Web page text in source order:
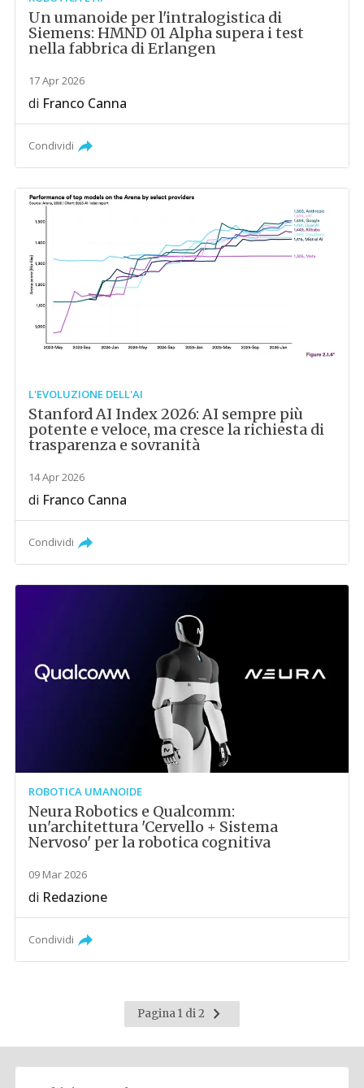
Un umanoide per l'intralogistica di
Siemens: HMND 01 Alpha supera i test
nella fabbrica di Erlangen
17 Apr 2026
di Franco Canna
Condividi
L'EVOLUZIONE DELL'AI
Stanford AI Index 2026: AI sempre più
potente e veloce, ma cresce la richiesta di
trasparenza e sovranità
14 Apr 2026
di Franco Canna
Condividi
ROBOTICA UMANOIDE
Neura Robotics e Qualcomm:
un'architettura 'Cervello + Sistema
Nervoso' per la robotica cognitiva
09 Mar 2026
di Redazione
Condividi
Pagina 1 di 2
Pagina
successiva